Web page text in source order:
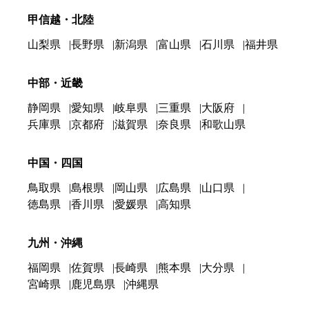
甲信越・北陸
山梨県 長野県 新潟県 富山県 石川県 福井県
中部・近畿
静岡県 愛知県 岐阜県 三重県
大阪府
兵庫県
京都府 滋賀県 奈良県 和歌山県
中国・四国
鳥取県 島根県 岡山県 広島県
山口県
徳島県
香川県 愛媛県 高知県
九州・沖縄
福岡県 佐賀県 長崎県 熊本県
大分県
宮崎県
鹿児島県 沖縄県